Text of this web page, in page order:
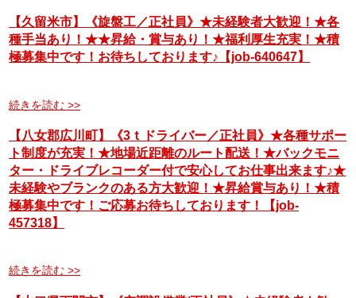
【久留米市】《旋盤工／正社員》★未経験者大歓迎！★各
種手当あり！★★昇給・賞与あり！★福利厚生充実！★積
極募集中です！お待ちしております♪【job-640647】
続きを読む >>
【八女郡広川町】《3ｔドライバー／正社員》★各種サポー
ト制度が充実！★地場近距離のルート配送！★バックモニ
ター・ドライブレコーダー付で安心してお仕事出来ます♪★
未経験やブランクのある方大歓迎！★昇給賞与あり！★積
極募集中です！ご応募お待ちしております！【job-
457318】
続きを読む >>